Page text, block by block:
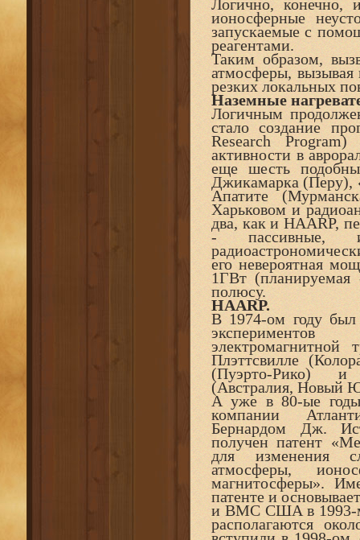
Логично, конечно,
ионосферные
запускаемые с
реагентами.
Таким образом,
атмосферы, вызывая
резких локальных
Наземные
Логичным
стало создание
Research Program)
активности в
еще шесть
Джикамарка (Перу),
Апатите
Харьковом и
два, как и HAARP,
- пассивные,
его невероятная
1ГВт
полюсу.
HAARP.
В 1974-ом году был
электромагнитной
Плэттсвилле
(Пуэрто-Рико) и
(Австралия, Новый
А уже в 80-ые годы
компании
Бернардом Дж.
получен патент
для изменения
атмосферы,
магнитосферы».
патенте и
и ВМС США в 1993-м
располагаются